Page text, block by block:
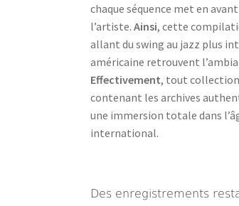
chaque séquence met en
l’artiste. Ainsi, cette
allant du swing au jazz plus
américaine retrouvent
Effectivement, tout
contenant les archives
une immersion totale dans
international.
Des enregistrements